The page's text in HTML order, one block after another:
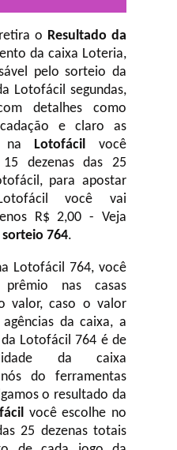
o Resultado da
da caixa Loteria,
pelo sorteio da
Lotofácil segundas,
detalhes como
e claro as
na Lotofácil você
dezenas das 25
para apostar
você vai
R$ 2,00 - Veja
sorteio 764.
Lotofácil 764, você
nas casas
valor, caso o valor
da caixa, a
Lotofácil 764 é de
da caixa
do ferramentas
o resultado da
você escolhe no
25 dezenas totais